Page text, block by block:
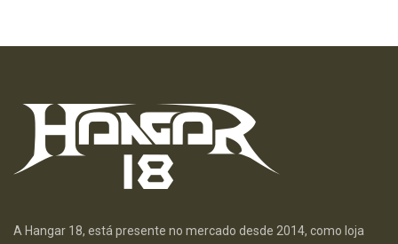
A Hangar 18, está presente no mercado desde 2014, como loja